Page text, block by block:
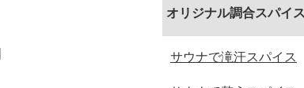
オリジナル調合スパイス
サウナで滝汗スパイス